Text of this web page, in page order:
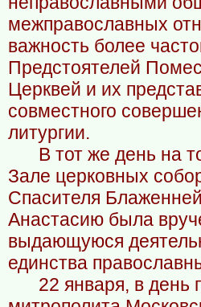
межправославных
важность более
Предстоятелей
Церквей и их
совместного
литургии.
В тот же день на
Зале церковных
Спасителя
Анастасию была
выдающуюся
единства
22 января, в день